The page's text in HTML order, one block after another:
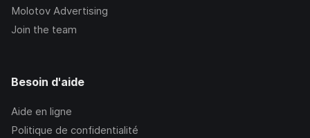
Molotov Advertising
Join the team
Besoin d'aide
Aide en ligne
Politique de confidentialité